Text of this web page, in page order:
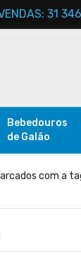
31
Bebedouros
de Galão
com a